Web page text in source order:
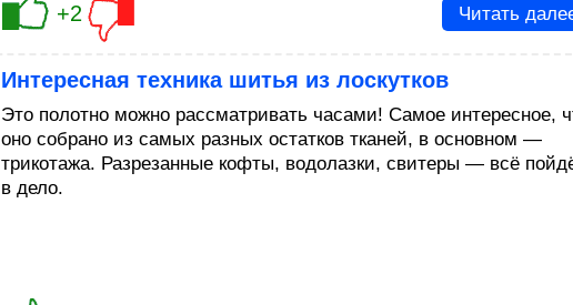
+2 Читать
Интересная техника шитья из лоскутков
Это полотно можно рассматривать часами! Самое интересное,
оно собрано из самых разных остатков тканей, в основном —
трикотажа. Разрезанные кофты, водолазки, свитеры — всё
в дело.